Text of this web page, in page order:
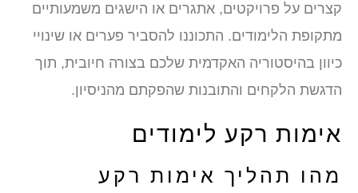
על פרויקטים, אתגרים או הישגים משמעותיים
הלימודים. התכוננו להסביר פערים או שינויי
בהיסטוריה האקדמית שלכם בצורה חיובית, תוך
הלקחים והתובנות שהפקתם מהניסיון.
רקע לימודים
תהליך אימות רקע